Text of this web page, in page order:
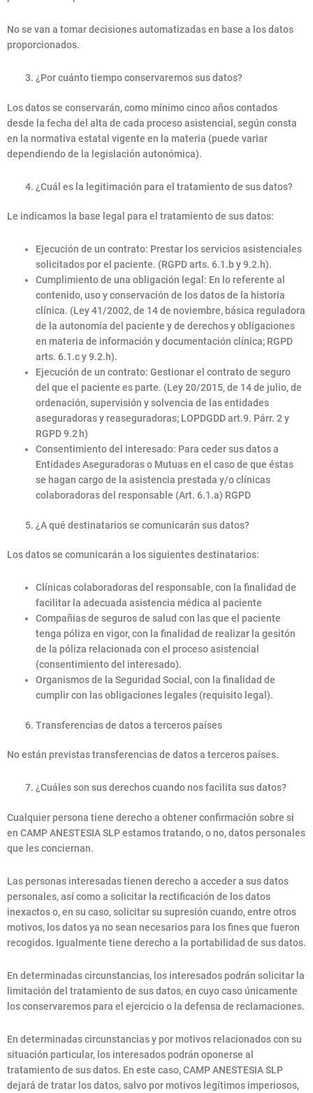
No se van a tomar decisiones automatizadas en base a los datos
proporcionados.
¿Por cuánto tiempo conservaremos sus datos?
Los datos se conservarán, como mínimo cinco años contados
desde la fecha del alta de cada proceso asistencial, según consta
en la normativa estatal vigente en la materia (puede variar
dependiendo de la legislación autonómica).
¿Cuál es la legitimación para el tratamiento de sus datos?
Le indicamos la base legal para el tratamiento de sus datos:
Ejecución de un contrato: Prestar los servicios asistenciales
solicitados por el paciente. (RGPD arts. 6.1.b y 9.2.h).
Cumplimiento de una obligación legal: En lo referente al
contenido, uso y conservación de los datos de la historia
clínica. (Ley 41/2002, de 14 de noviembre, básica reguladora
de la autonomía del paciente y de derechos y obligaciones
en materia de información y documentación clínica; RGPD
arts. 6.1.c y 9.2.h).
Ejecución de un contrato: Gestionar el contrato de seguro
del que el paciente es parte. (Ley 20/2015, de 14 de julio, de
ordenación, supervisión y solvencia de las entidades
aseguradoras y reaseguradoras; LOPDGDD art.9. Párr. 2 y
RGPD 9.2 h)
Consentimiento del interesado: Para ceder sus datos a
Entidades Aseguradoras o Mutuas en el caso de que éstas
se hagan cargo de la asistencia prestada y/o clínicas
colaboradoras del responsable (Art. 6.1.a) RGPD
¿A qué destinatarios se comunicarán sus datos?
Los datos se comunicarán a los siguientes destinatarios:
Clínicas colaboradoras del responsable, con la finalidad de
facilitar la adecuada asistencia médica al paciente
Compañias de seguros de salud con las que el paciente
tenga póliza en vigor, con la finalidad de realizar la gesitón
de la póliza relacionada con el proceso asistencial
(consentimiento del interesado).
Organismos de la Seguridad Social, con la finalidad de
cumplir con las obligaciones legales (requisito legal).
Transferencias de datos a terceros países
No están previstas transferencias de datos a terceros países.
¿Cuáles son sus derechos cuando nos facilita sus datos?
Cualquier persona tiene derecho a obtener confirmación sobre si
en CAMP ANESTESIA SLP estamos tratando, o no, datos personales
que les conciernan.
Las personas interesadas tienen derecho a acceder a sus datos
personales, así como a solicitar la rectificación de los datos
inexactos o, en su caso, solicitar su supresión cuando, entre otros
motivos, los datos ya no sean necesarios para los fines que fueron
recogidos. Igualmente tiene derecho a la portabilidad de sus datos.
En determinadas circunstancias, los interesados podrán solicitar la
limitación del tratamiento de sus datos, en cuyo caso únicamente
los conservaremos para el ejercicio o la defensa de reclamaciones.
En determinadas circunstancias y por motivos relacionados con su
situación particular, los interesados podrán oponerse al
tratamiento de sus datos. En este caso, CAMP ANESTESIA SLP
dejará de tratar los datos, salvo por motivos legítimos imperiosos,